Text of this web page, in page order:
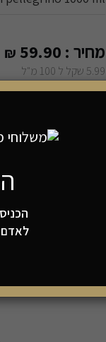
מחיר : 59.90
₪
5.99 שקל ל 100 מ"ל
50 קל' ל-100 מל
מים מינרליים
בהזמנת כל 2 ארגזים, יחוייבו דמי משלוח בנפרד -
למה להזמין
לאדם